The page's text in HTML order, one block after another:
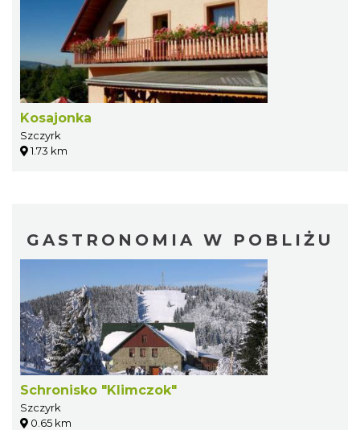
Kosajonka
Szczyrk
1.73 km
GASTRONOMIA W POBLIŻU
Schronisko "Klimczok"
Szczyrk
0.65 km